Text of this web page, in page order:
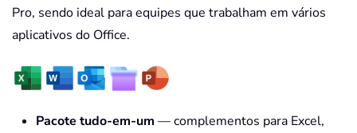
Pro, sendo ideal para equipes que trabalham em vários
aplicativos do Office.
Pacote tudo-em-um — complementos para Excel,